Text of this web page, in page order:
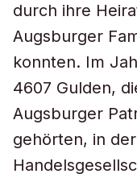
durch ihre
Augsburger
konnten. Im
4607 Gulden,
Augsburger
gehörten, in